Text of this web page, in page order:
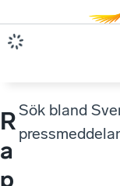
R
a
p
Sök bland